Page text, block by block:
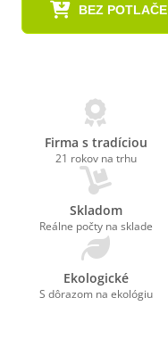
BEZ POTLAČE
Firma s tradíciou
21 rokov na trhu
Skladom
Reálne počty na sklade
Ekologické
S dôrazom na ekológiu